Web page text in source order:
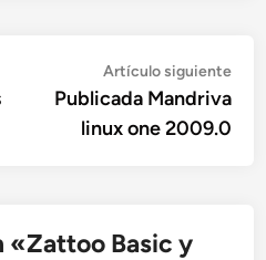
Artículo siguiente
Publicada Mandriva
linux one 2009.0
«Zattoo Basic y